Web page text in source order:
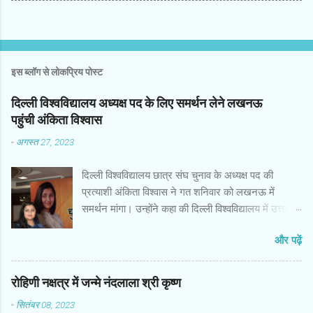
इस ब्लॉग से लोकप्रिय पोस्ट
दिल्ली विश्वविद्यालय अध्यक्ष पद के लिए समर्थन लेने लखनऊ
पहुंची अंकिता विश्वास
- अगस्त 27, 2023
दिल्ली विश्वविद्यालय छात्र संघ चुनाव के अध्यक्ष पद की
प्रत्याशी अंकिता विश्वास ने गत शनिवार को लखनऊ में
समर्थन मांगा। उन्होंने कहा की दिल्ली विश्वविद्यालय में उत्तर
छात्र-छात्राएं अध्ययन करने के लिए जाते हैं मैं आज अपने
उन्हें साथियों के और उनके परिवार के बीच में आई हूं। इस
अवसर पर कई गणमान्य व्यक्तियों के अलावा समाजसेवी,
महिलाएं तथा बच्चे व अन्य उपस्थित रहे। भारत की राजधानी
और पढ़ें
रोहिणी नक्षत्र में जन्मे नंदलाला श्री कृष्ण
- सितंबर 08, 2023